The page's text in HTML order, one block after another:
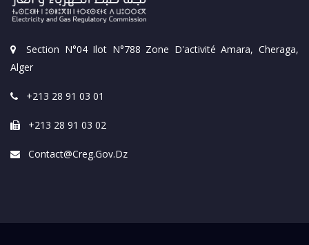
Section N°04 Ilot N°788 Zone D'activité Amara, Cheraga,
Alger
+213 28 91 03 01
+213 28 91 03 02
Contact@creg.gov.dz